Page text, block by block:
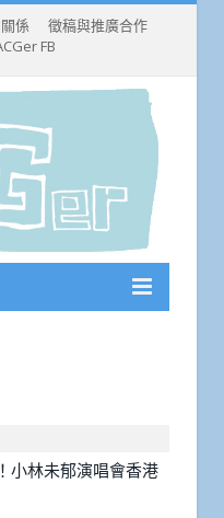
係
徵稿與推廣合作
FB
小林未郁演唱會香港